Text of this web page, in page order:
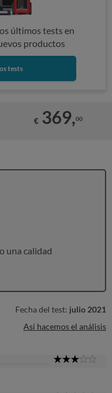
últimos tests en
productos
tests
€ 369,00
una calidad
Fecha del test: julio 2021
Así hacemos el análisis